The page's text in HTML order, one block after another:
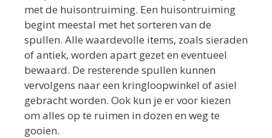
met de huisontruiming. Een huisontruiming
begint meestal met het sorteren van de
spullen. Alle waardevolle items, zoals sieraden
of antiek, worden apart gezet en eventueel
bewaard. De resterende spullen kunnen
vervolgens naar een kringloopwinkel of asiel
gebracht worden. Ook kun je er voor kiezen
om alles op te ruimen in dozen en weg te
gooien.